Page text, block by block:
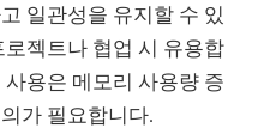
일관성을 유지할 수 있
젝트나 협업 시 유용합
용은 메모리 사용량 증
가 필요합니다.